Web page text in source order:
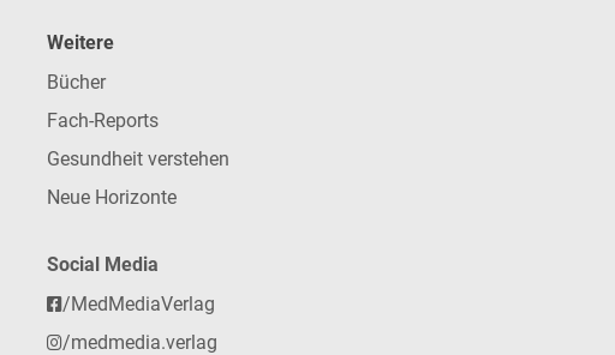
Weitere
Bücher
Fach-Reports
Gesundheit verstehen
Neue Horizonte
Social Media
/MedMediaVerlag
/medmedia.verlag